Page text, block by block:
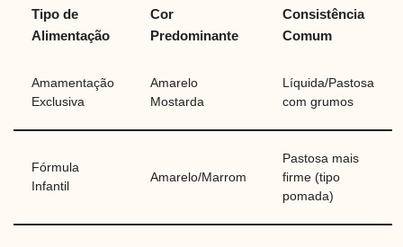
Tipo de
Alimentação
Cor
Predominante
Consistência
Comum
Amamentação
Exclusiva
Amarelo
Mostarda
Líquida/Pastosa
com grumos
Fórmula
Infantil
Amarelo/Marrom
Pastosa mais
firme (tipo
pomada)